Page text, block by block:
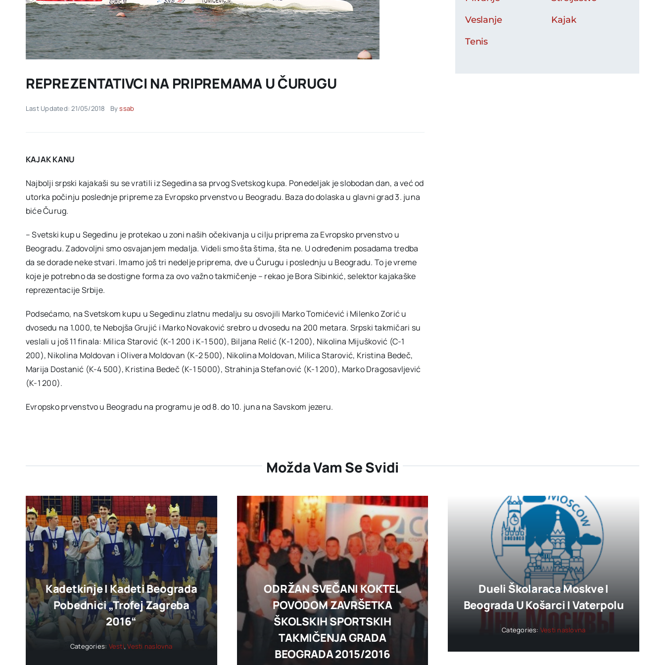
REPREZENTATIVCI NA PRIPREMAMA U ČURUGU
Last Updated: 21/05/2018 Byssab
KAJAK KANU
Najbolji srpski kajakaši su se vratili iz Segedina sa prvog Svetskog kupa. Ponedeljak je slobodan dan, a već od
utorka počinju poslednje pripreme za Evropsko prvenstvo u Beogradu. Baza do dolaska u glavni grad 3. juna
biće Čurug.
– Svetski kup u Segedinu je protekao u zoni naših očekivanja u cilju priprema za Evropsko prvenstvo u
Beogradu. Zadovoljni smo osvajanjem medalja. Videli smo šta štima, šta ne. U određenim posadama tredba
da se dorade neke stvari. Imamo još tri nedelje priprema, dve u Čurugu i poslednju u Beogradu. To je vreme
koje je potrebno da se dostigne forma za ovo važno takmičenje – rekao je Bora Sibinkić, selektor kajakaške
reprezentacije Srbije.
Podsećamo, na Svetskom kupu u Segedinu zlatnu medalju su osvojili Marko Tomićević i Milenko Zorić u
dvosedu na 1.000, te Nebojša Grujić i Marko Novaković srebro u dvosedu na 200 metara. Srpski takmičari su
veslali u još 11 finala: Milica Starović (K-1 200 i K-1 500), Biljana Relić (K-1 200), Nikolina Mijušković (C-1
200), Nikolina Moldovan i Olivera Moldovan (K-2 500), Nikolina Moldovan, Milica Starović, Kristina Bedeč,
Marija Dostanić (K-4 500), Kristina Bedeč (K-1 5000), Strahinja Stefanović (K-1 200), Marko Dragosavljević
(K-1 200).
Evropsko prvenstvo u Beogradu na programu je od 8. do 10. juna na Savskom jezeru.
Veslanje
Kajak
Tenis
Možda Vam Se Svidi
Kadetkinje I Kadeti Beograda
Pobednici „trofej Zagreba
2016“
Categories: Vesti,Vesti naslovna
ODRŽAN SVEČANI KOKTEL
POVODOM ZAVRŠETKA
ŠKOLSKIH SPORTSKIH
TAKMIČENJA GRADA
BEOGRADA 2015/2016
Dueli Školaraca Moskve I
Beograda U Košarci I Vaterpolu
Categories: Vesti naslovna